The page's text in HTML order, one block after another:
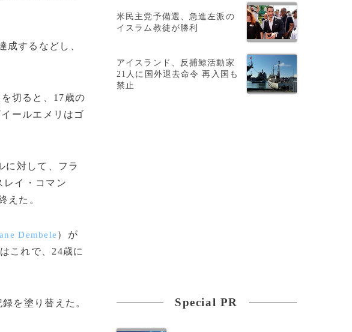
成するなどし、
切ると、17歳の
ールエメリはゴ
に対して、フラ
レイ・コマン
えた。
Dembele ）が
これで、24歳に
を塗り替えた。
米民主党予備選、急進左派の
イスラム教徒が勝利
アイスランド、反捕鯨活動家
21人に国外退去命令 再入国も
禁止
Special PR